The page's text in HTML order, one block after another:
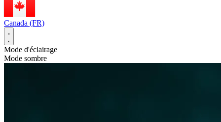
Canada (FR)
Mode d'éclairage
Mode sombre